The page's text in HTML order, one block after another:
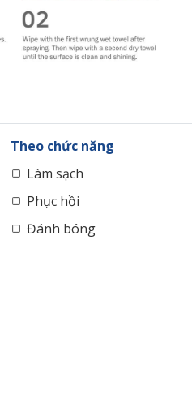
Theo chức năng
Làm sạch
Phục hồi
Đánh bóng